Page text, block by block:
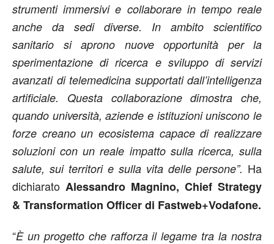
strumenti immersivi e collaborare in tempo reale
anche da sedi diverse. In ambito scientifico
sanitario si aprono nuove opportunità per la
sperimentazione di ricerca e sviluppo di servizi
avanzati di telemedicina supportati dall’intelligenza
artificiale. Questa collaborazione dimostra che,
quando università, aziende e istituzioni uniscono le
forze creano un ecosistema capace di realizzare
soluzioni con un reale impatto sulla ricerca, sulla
salute, sui territori e sulla vita delle persone”. Ha
dichiarato Alessandro Magnino, Chief Strategy
& Transformation Officer di Fastweb+Vodafone.
“È un progetto che rafforza il legame tra la nostra